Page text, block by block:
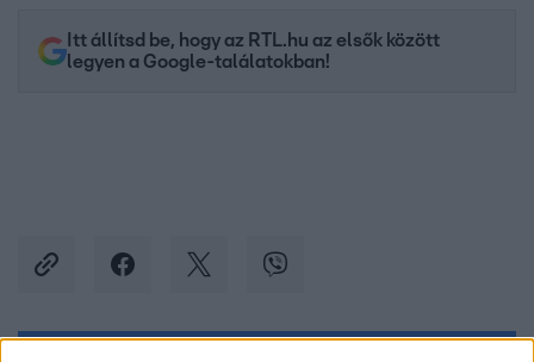
Itt állítsd be, hogy az RTL.hu az elsők között
legyen a Google-találatokban!